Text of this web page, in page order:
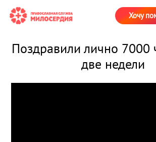
Хочу
Поздравили лично 7000
две недели